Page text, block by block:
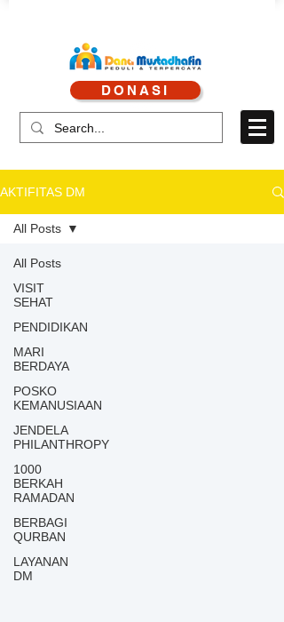
CALL CENTRE : 0878
CALL LAYANAN : 0813
DONASI
AKTIFITAS DM
All Posts
VISIT
SEHAT
PENDIDIKAN
MARI
BERDAYA
POSKO
KEMANUSIAAN
JENDELA
PHILANTHROPY
1000
BERKAH
RAMADAN
BERBAGI
QURBAN
LAYANAN
DM
All Posts